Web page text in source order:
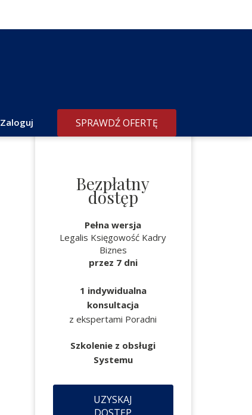
Zaloguj SPRAWDŹ OFERTĘ
Bezpłatny
dostęp
Pełna wersja
Legalis Księgowość Kadry
Biznes
przez 7 dni
1 indywidualna
konsultacja
z ekspertami Poradni
Szkolenie z obsługi
Systemu
UZYSKAJ